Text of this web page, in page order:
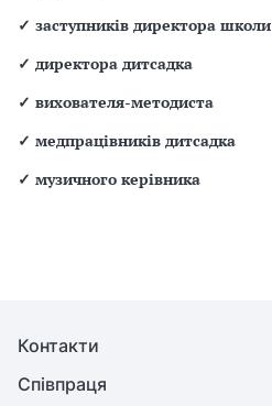
✓ заступників директора школи
✓ директора дитсадка
✓ вихователя-методиста
✓ медпрацівників дитсадка
✓ музичного керівника
Контакти
Співпраця